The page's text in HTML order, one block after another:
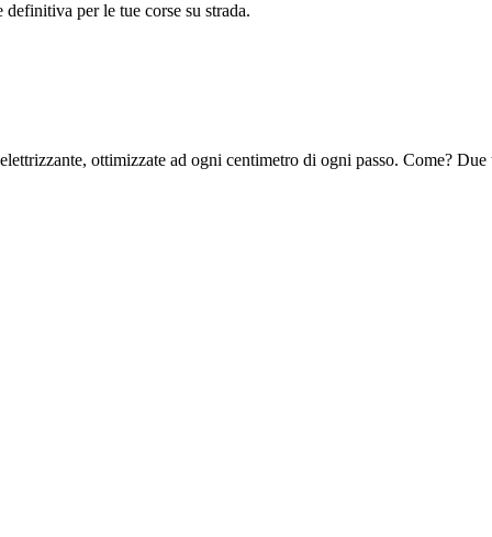
per le tue corse su strada.
ottimizzate ad ogni centimetro di ogni passo. Come?